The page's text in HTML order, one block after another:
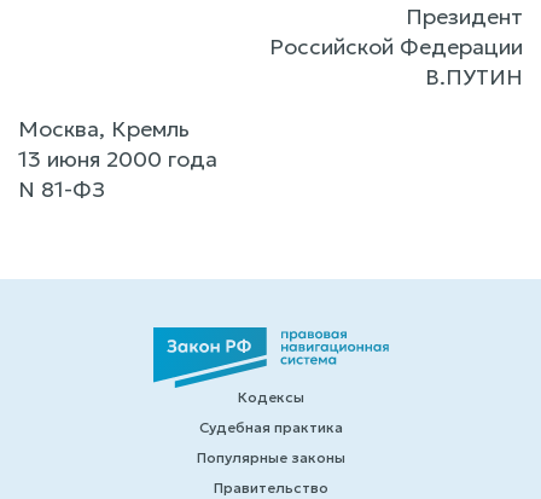
Президент
Российской Федерации
В.ПУТИН
Москва, Кремль
13 июня 2000 года
N 81-ФЗ
Кодексы
Судебная практика
Популярные законы
Правительство